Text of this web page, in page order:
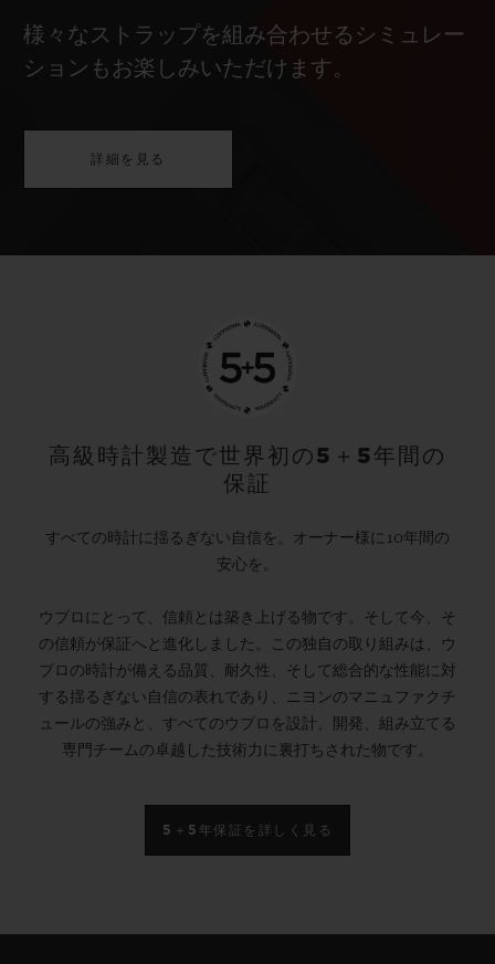
様々なストラップを組み合わせるシミュレー
ションもお楽しみいただけます。
詳細を見る
高級時計製造で世界初の5＋5年間の
保証
すべての時計に揺るぎない自信を。オーナー様に10年間の
安心を。
ウブロにとって、信頼とは築き上げる物です。そして今、そ
の信頼が保証へと進化しました。この独自の取り組みは、ウ
ブロの時計が備える品質、耐久性、そして総合的な性能に対
する揺るぎない自信の表れであり、ニヨンのマニュファクチ
ュールの強みと、すべてのウブロを設計、開発、組み立てる
専門チームの卓越した技術力に裏打ちされた物です。
5＋5年保証を詳しく見る